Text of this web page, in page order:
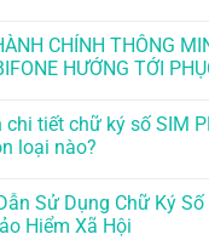
CHÍNH THÔNG
HƯỚNG TỚI
chi tiết chữ ký số SIM
loại nào?
Sử Dụng Chữ Ký
Hiểm Xã Hội